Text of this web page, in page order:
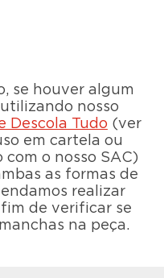
se houver algum
nosso
Descola Tudo (ver
em cartela ou
o nosso SAC)
as formas de
realizar
de verificar se
na peça.